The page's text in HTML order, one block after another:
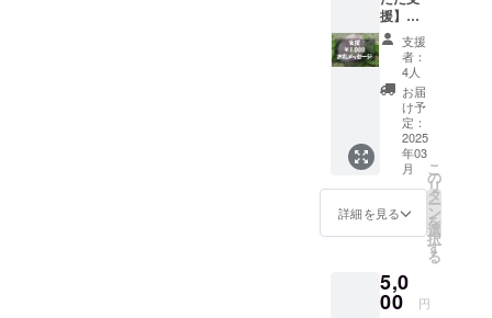
援】
CAMPF
IREの
メッ
セージ
機能に
て、感
謝の気
持ちを
込めて
お礼の
メッ
セージ
す。
支援
者：
4人
お届
け予
定：
2025
年03
月
詳細を見る
こ
の
リ
タ
ー
ン
を
選
択
す
る
5,0
00 円